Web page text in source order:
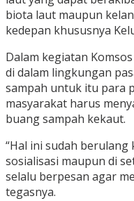
biota laut maupun
kedepan khususnya
Dalam kegiatan
di dalam lingkungan
sampah untuk itu para
masyarakat harus
buang sampah kekaut.
“Hal ini sudah
sosialisasi maupun di
selalu berpesan agar
tegasnya.